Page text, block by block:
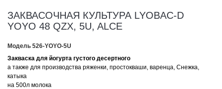
ЗАКВАСОЧНАЯ КУЛЬТУРА LYOBAC-D
YOYO 48 QZX, 5U, ALCE
Модель 526-YOYO-5U
Закваска для йогурта густого десертного
а также для производства ряженки, простокваши, варенца, Снежка,
катыка
на 500л молока